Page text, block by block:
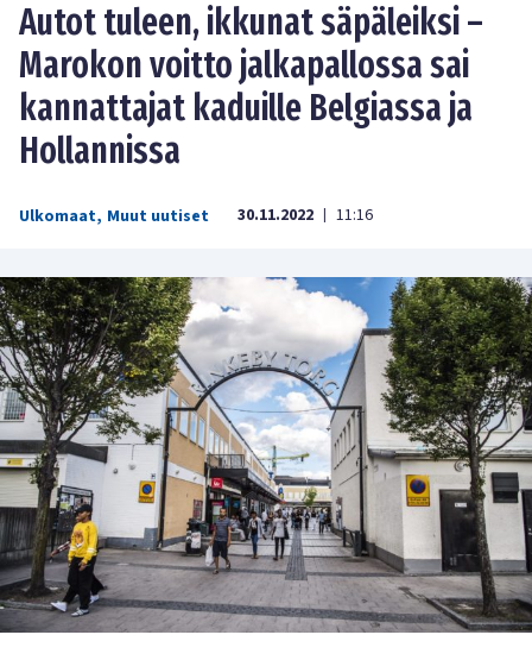
Autot tuleen, ikkunat säpäleiksi –
Marokon voitto jalkapallossa sai
kannattajat kaduille Belgiassa ja
Hollannissa
Ulkomaat, Muut uutiset 30.11.2022 11:16